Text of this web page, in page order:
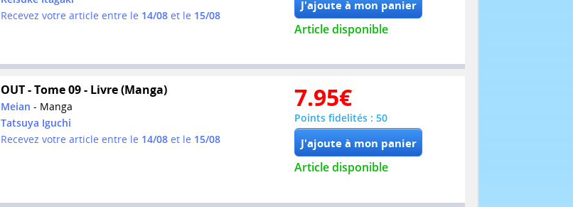
Recevez votre article entre le 14/08et le 15/08
Article disponible
OUT - Tome 09 - Livre (Manga)
Meian - Manga
Tatsuya Iguchi
Recevez votre article entre le 14/08et le 15/08
7.95€
Points fidelités : 50
Article disponible